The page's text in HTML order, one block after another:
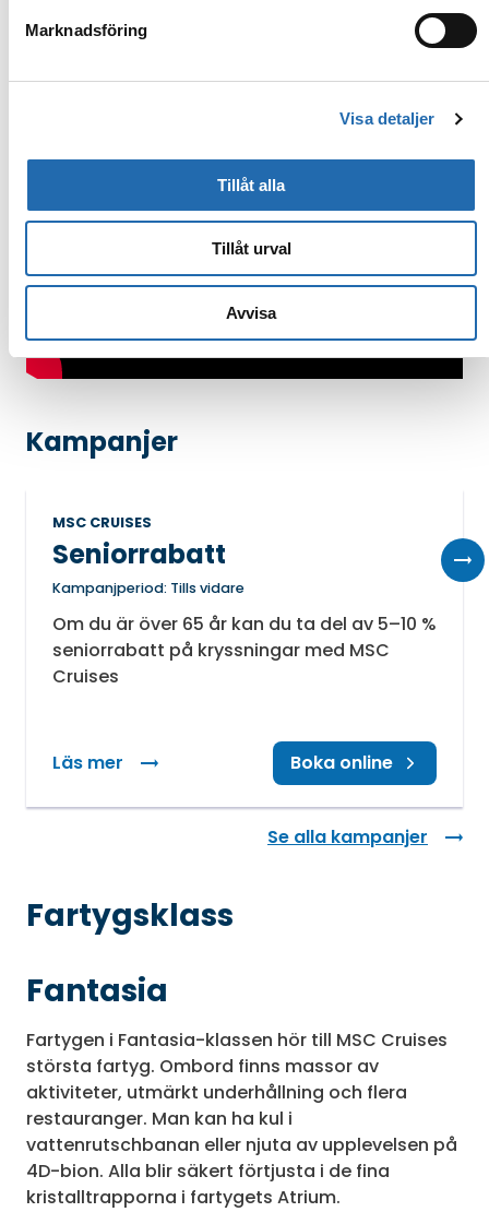
Marknadsföring
Visa detaljer
Tillåt alla
Tillåt urval
Avvisa
Kampanjer
MSC CRUISES
Seniorrabatt
Kampanjperiod: Tills vidare
Om du är över 65 år kan du ta del av 5–10 %
seniorrabatt på kryssningar med MSC
Cruises
Läs mer
: Seniorrabatt Boka online
Se alla kampanjer
Fartygsklass
Fantasia
Fartygen i Fantasia-klassen hör till MSC Cruises
största fartyg. Ombord finns massor av
aktiviteter, utmärkt underhållning och flera
restauranger. Man kan ha kul i
vattenrutschbanan eller njuta av upplevelsen på
4D-bion. Alla blir säkert förtjusta i de fina
kristalltrapporna i fartygets Atrium.